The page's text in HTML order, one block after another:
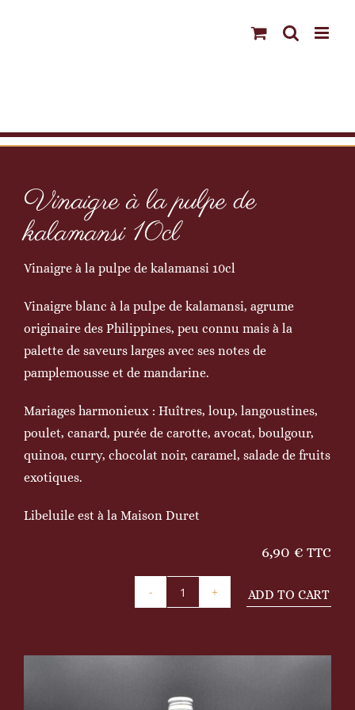
Vinaigre à la pulpe de
kalamansi 10cl
Vinaigre à la pulpe de kalamansi 10cl
Vinaigre blanc à la pulpe de kalamansi, agrume
originaire des Philippines, peu connu mais à la
palette de saveurs larges avec ses notes de
pamplemousse et de mandarine.
Mariages harmonieux : Huîtres, loup, langoustines,
poulet, canard, purée de carotte, avocat, boulgour,
quinoa, curry, chocolat noir, caramel, salade de fruits
exotiques.
Libeluile est à la Maison Duret
6,90 € TTC
Vinaigre
ADD TO CART